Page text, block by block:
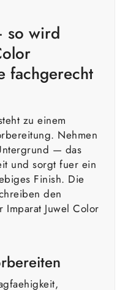
so wird
fachgerecht
zu einem
Nehmen
— das
und sorgt fuer ein
Finish. Die
den
Imparat Juwel Color